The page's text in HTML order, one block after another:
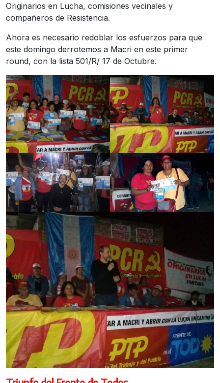
Originarios en Lucha, comisiones vecinales y
compañeros de Resistencia.
Ahora es necesario redoblar los esfuerzos para que
este domingo derrotemos a Macri en este primer
round, con la lista 501/R/ 17 de Octubre.